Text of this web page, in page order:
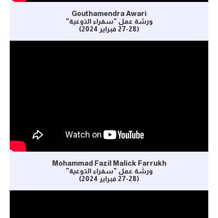
Gouthamendra Awari
ورشة عمل "سفراء التوعية"
(27-28 فبراير 2024)
Mohammad Fazil Malick Farrukh
ورشة عمل "سفراء التوعية"
(27-28 فبراير 2024)